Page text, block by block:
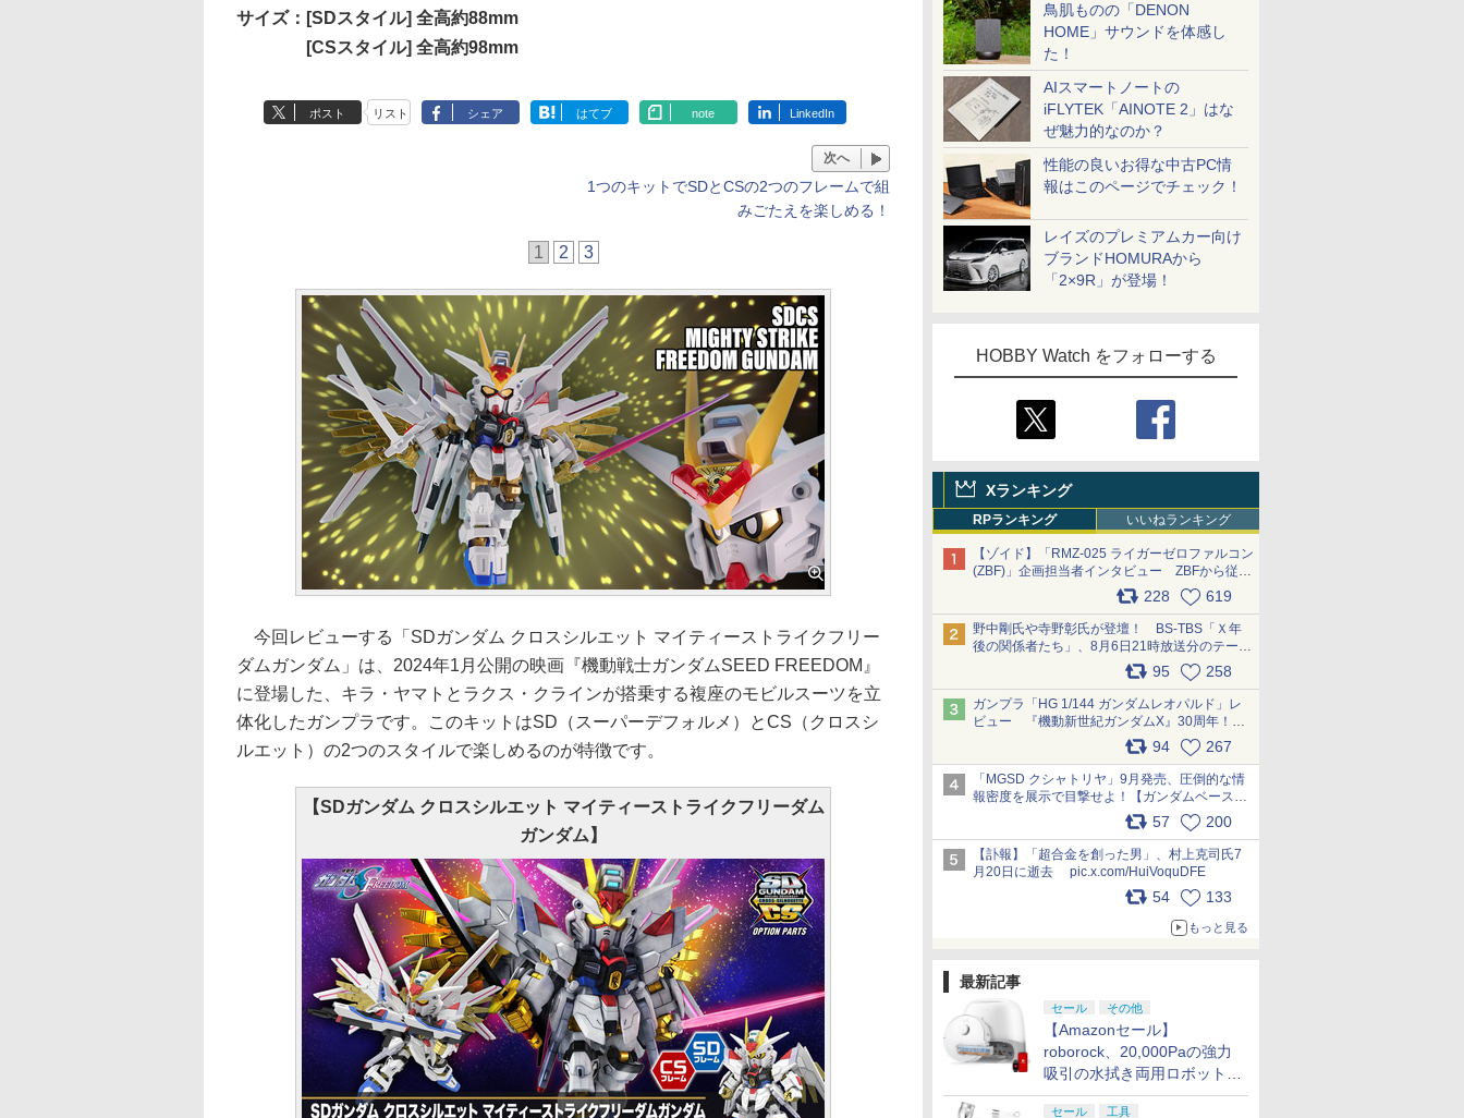
鳥肌ものの「DENON
HOME」サウンドを体感し
た！
AIスマートノートの
iFLYTEK「AINOTE 2」はな
ぜ魅力的なのか？
性能の良いお得な中古PC情
報はこのページでチェック！
レイズのプレミアムカー向け
ブランドHOMURAから
「2×9R」が登場！
HOBBY Watch をフォローする
Xランキング
RPランキング いいねランキング
【ゾイド】「RMZ-025 ライガーゼロファルコン
(ZBF)」企画担当者インタビュー ZBFから従来
デザインまで再現可能なボリューム満点のキッ
ト pic.x.com/6zOqQAQKkX
228 619
野中剛氏や寺野彰氏が登壇！ BS-TBS「Ｘ年
後の関係者たち」、8月6日21時放送分のテーマ
は「超合金」！ pic.x.com/uWyt1uyuFm
95 258
ガンプラ「HG 1/144 ガンダムレオパルド」レ
ビュー 『機動新世紀ガンダムX』30周年！イ
ンナーアームガトリングの変形機構まで再現し
最新フォーマットでキット化！
pic.x.com/nszPIDTpbg
94 267
「MGSD クシャトリヤ」9月発売、圧倒的な情
報密度を展示で目撃せよ！【ガンダムベース撮
り下ろし】 pic.x.com/3rPjsfk7qZ
57 200
【訃報】「超合金を創った男」、村上克司氏7
月20日に逝去 pic.x.com/HuiVoquDFE
54 133
もっと見る
最新記事
セール その他
【Amazonセール】
roborock、20,000Paの強力
吸引の水拭き両用ロボット掃
除機「Qrevo Curv 2 Flow」
セール 工具
サイズ：[SDスタイル] 全高約88mm
[CSスタイル] 全高約98mm
ポスト リスト シェア はてブ note LinkedIn
次へ
1つのキットでSDとCSの2つのフレームで組
みごたえを楽しめる！
1 2 3
今回レビューする「SDガンダム クロスシルエット マイティーストライクフリー
ダムガンダム」は、2024年1月公開の映画『機動戦士ガンダムSEED FREEDOM』
に登場した、キラ・ヤマトとラクス・クラインが搭乗する複座のモビルスーツを立
体化したガンプラです。このキットはSD（スーパーデフォルメ）とCS（クロスシ
ルエット）の2つのスタイルで楽しめるのが特徴です。
【SDガンダム クロスシルエット マイティーストライクフリーダム
ガンダム】